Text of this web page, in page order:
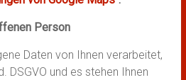
Person
Daten von Ihnen verarbeitet,
DSGVO und es stehen Ihnen